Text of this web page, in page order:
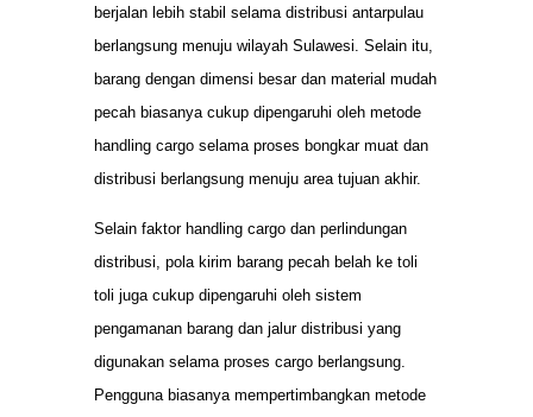
berjalan lebih stabil selama distribusi antarpulau
berlangsung menuju wilayah Sulawesi. Selain itu,
barang dengan dimensi besar dan material mudah
pecah biasanya cukup dipengaruhi oleh metode
handling cargo selama proses bongkar muat dan
distribusi berlangsung menuju area tujuan akhir.
Selain faktor handling cargo dan perlindungan
distribusi, pola kirim barang pecah belah ke toli
toli juga cukup dipengaruhi oleh sistem
pengamanan barang dan jalur distribusi yang
digunakan selama proses cargo berlangsung.
Pengguna biasanya mempertimbangkan metode